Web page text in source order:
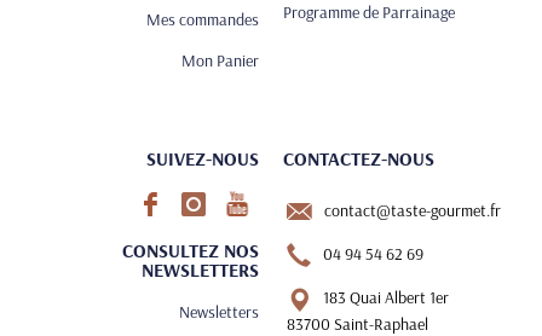
Mes commandes
Mon Panier
Programme de Parrainage
SUIVEZ-NOUS
CONSULTEZ NOS
NEWSLETTERS
Newsletters
CONTACTEZ-NOUS
contact@taste-gourmet.fr
04 94 54 62 69
183 Quai Albert 1er
83700 Saint-Raphael